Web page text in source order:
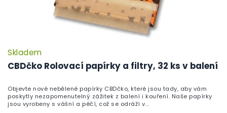
CBDčko Rolovací papírky a filtry, 32 ks v balení
Skladem
Objevte nové nebělené papírky CBDčko, které jsou tady, aby vám
poskytly nezapomenutelný zážitek z balení i kouření. Naše papírky
jsou vyrobeny s vášní a péčí, což se odráží v...